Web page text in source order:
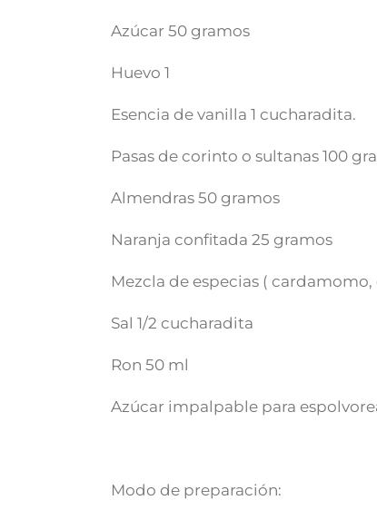
Azúcar 50 gramos
Huevo 1
Esencia de vanilla 1 cucharadita.
Pasas de corinto o sultanas 100
Almendras 50 gramos
Naranja confitada 25 gramos
Mezcla de especias (
Sal 1/2 cucharadita
Ron 50 ml
Azúcar impalpable para
Modo de preparación: